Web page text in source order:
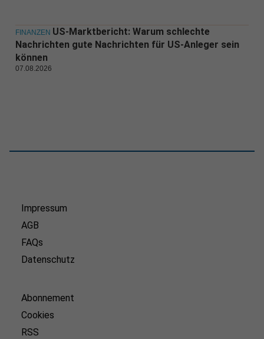
FINANZEN US-Marktbericht: Warum schlechte
Nachrichten gute Nachrichten für US-Anleger sein
können
07.08.2026
Impressum
AGB
FAQs
Datenschutz
Abonnement
Cookies
RSS